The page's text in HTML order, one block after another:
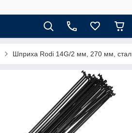
Шприха Rodi 14G/2 мм, 270 мм,